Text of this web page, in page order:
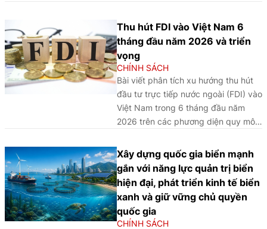
Khi người dân yên tâm gửi gắm đồng
tiền tích lũy, nguồn vốn trong xã hội
được khơi thông, tạo thêm động lực
cho đầu tư, sản xuất, kinh doanh và
phát triển bền vững.
Thu hút FDI vào Việt Nam 6
tháng đầu năm 2026 và triển
vọng
CHÍNH SÁCH
Bài viết phân tích xu hướng thu hút
đầu tư trực tiếp nước ngoài (FDI) vào
Việt Nam trong 6 tháng đầu năm
2026 trên các phương diện quy mô,
đồng thời đánh giá những thách
thức, cơ hội và đề xuất một số định
hướng nhằm nâng cao chất lượng,
hiệu quả thu hút FDI trong giai đoạn
tới.
Xây dựng quốc gia biển mạnh
gắn với năng lực quản trị biển
hiện đại, phát triển kinh tế biển
xanh và giữ vững chủ quyền
quốc gia
CHÍNH SÁCH